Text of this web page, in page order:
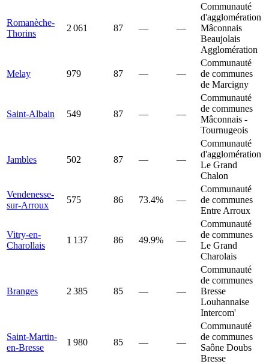
Romanèche-
Thorins
2 061 87 — —
Communauté
d'agglomération
Mâconnais
Beaujolais
Agglomération
Melay 979 87 — —
Communauté
de communes
de Marcigny
Saint-Albain 549 87 — —
Communauté
de communes
Mâconnais -
Tournugeois
Jambles 502 87 — —
Communauté
d'agglomération
Le Grand
Chalon
Vendenesse-
sur-Arroux
575 86 73.4% —
Communauté
de communes
Entre Arroux
Vitry-en-
Charollais
1 137 86 49.9% —
Communauté
de communes
Le Grand
Charolais
Branges 2 385 85 — —
Communauté
de communes
Bresse
Louhannaise
Intercom'
Saint-Martin-
en-Bresse
1 980 85 — —
Communauté
de communes
Saône Doubs
Bresse